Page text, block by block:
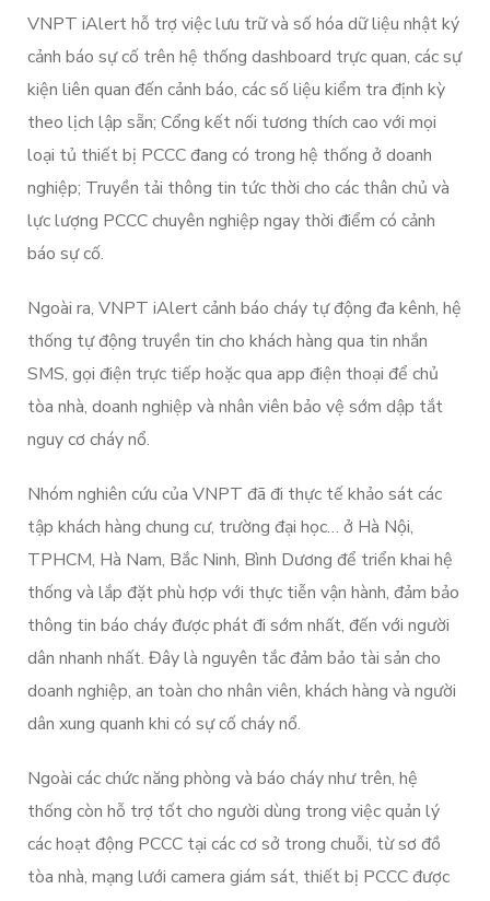
VNPT iAlert hỗ trợ việc lưu trữ và số hóa dữ liệu nhật ký
cảnh báo sự cố trên hệ thống dashboard trực quan, các sự
kiện liên quan đến cảnh báo, các số liệu kiểm tra định kỳ
theo lịch lập sẵn; Cổng kết nối tương thích cao với mọi
loại tủ thiết bị PCCC đang có trong hệ thống ở doanh
nghiệp; Truyền tải thông tin tức thời cho các thân chủ và
lực lượng PCCC chuyên nghiệp ngay thời điểm có cảnh
báo sự cố.
Ngoài ra, VNPT iAlert cảnh báo cháy tự động đa kênh, hệ
thống tự động truyền tin cho khách hàng qua tin nhắn
SMS, gọi điện trực tiếp hoặc qua app điện thoại để chủ
tòa nhà, doanh nghiệp và nhân viên bảo vệ sớm dập tắt
nguy cơ cháy nổ.
Nhóm nghiên cứu của VNPT đã đi thực tế khảo sát các
tập khách hàng chung cư, trường đại học… ở Hà Nội,
TPHCM, Hà Nam, Bắc Ninh, Bình Dương để triển khai hệ
thống và lắp đặt phù hợp với thực tiễn vận hành, đảm bảo
thông tin báo cháy được phát đi sớm nhất, đến với người
dân nhanh nhất. Đây là nguyên tắc đảm bảo tài sản cho
doanh nghiệp, an toàn cho nhân viên, khách hàng và người
dân xung quanh khi có sự cố cháy nổ.
Ngoài các chức năng phòng và báo cháy như trên, hệ
thống còn hỗ trợ tốt cho người dùng trong việc quản lý
các hoạt động PCCC tại các cơ sở trong chuỗi, từ sơ đồ
tòa nhà, mạng lưới camera giám sát, thiết bị PCCC được